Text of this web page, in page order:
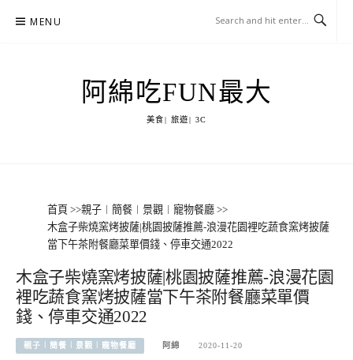
MENU
阿綿吃FUN最大
美食| 旅遊| 3C
首頁 >>親子︱簡餐︱景觀︱寵物餐廳 >>
木盒子柴燒窯烤披薩|桃園披薩推薦-浪漫花園裡吃蔬食窯烤披薩
當下午茶附餐廳菜單價錢、停車交通2022
木盒子柴燒窯烤披薩|桃園披薩推薦-浪漫花園
裡吃蔬食窯烤披薩當下午茶附餐廳菜單價
錢、停車交通2022
親子︱簡餐︱景觀︱寵物餐廳 阿綿 2020-11-20